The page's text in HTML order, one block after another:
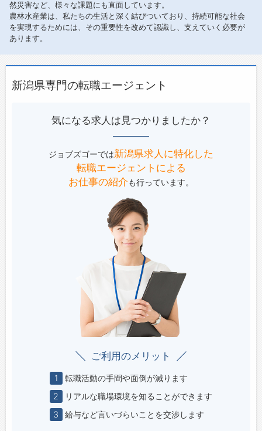
然災害など、様々な課題にも直面しています。
農林水産業は、私たちの生活と深く結びついており、持続可能な社会
を実現するためには、その重要性を改めて認識し、支えていく必要が
あります。
新潟県専門の転職エージェント
気になる求人は見つかりましたか？
ジョブズゴーでは新潟県求人に特化した
転職エージェントによる
お仕事の紹介も行っています。
ご利用のメリット
1
転職活動の手間や面倒が減ります
2
リアルな職場環境を知ることができます
3
給与など言いづらいことを交渉します